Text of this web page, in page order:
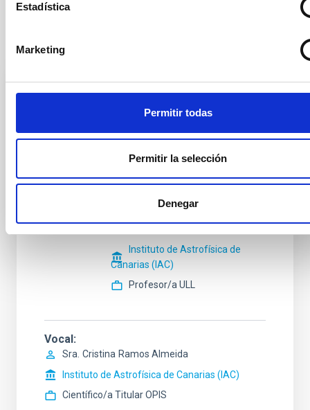
Estadística
Marketing
Permitir todas
Permitir la selección
Denegar
Tribunal titular
González Martínez-Pais
Instituto de Astrofísica de
Canarias (IAC)
Instituto de Astrofísica de
Canarias (IAC)
Profesor/a ULL
Vocal
Sra. Cristina Ramos Almeida
Instituto de Astrofísica de Canarias (IAC)
Científico/a Titular OPIS